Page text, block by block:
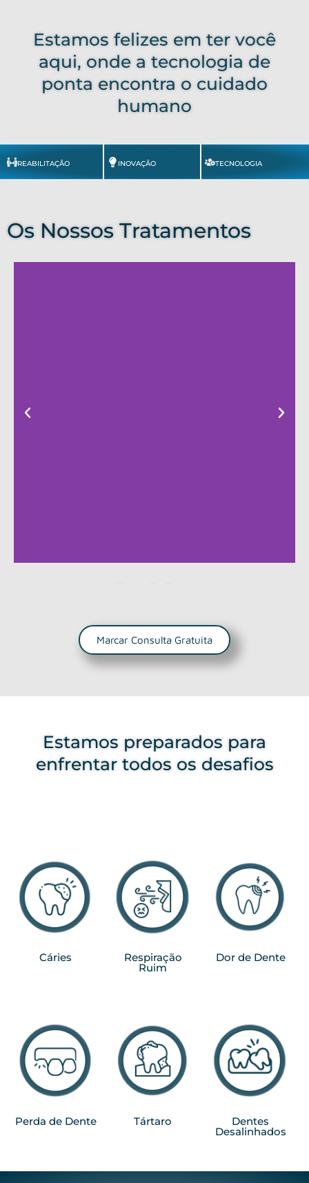
Estamos felizes em ter você
aqui, onde a tecnologia de
ponta encontra o cuidado
humano
REABILITAÇÃO INOVAÇÃO TECNOLOGIA
Os Nossos Tratamentos
muito mais para
renovar o seu sorriso
Marcar Consulta Gratuita
Estamos preparados para
enfrentar todos os desafios
Cáries Respiração
Ruim
Dor de Dente
Perda de Dente Tártaro Dentes
Desalinhados